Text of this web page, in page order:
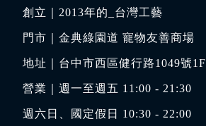
創立｜ 2013年的_台灣工藝
門市｜金典綠園道 寵物友善商場
地址｜ 台中市西區健行路1049號1F
營業｜週一至週五 11:00 - 21:30
週六日、國定假日 10:30 - 22:00